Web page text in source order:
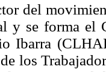
del
y se forma el
Ibarra
los